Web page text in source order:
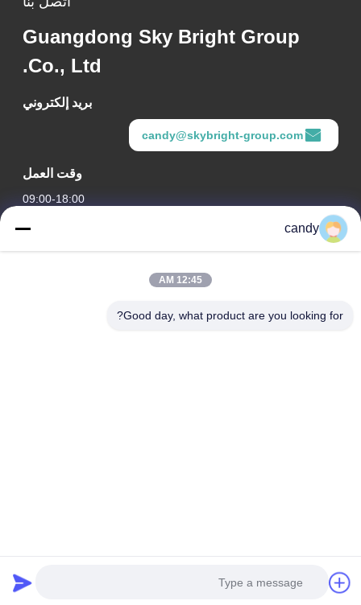
Guangdong Sky Bright Group
Co., Ltd.
بريد إلكتروني
candy@skybright-group.com
وقت العمل
09:00-18:00
عنواننا
سياسة الخصوصية
candy
12:45 AM
Good day, what product are you looking for?